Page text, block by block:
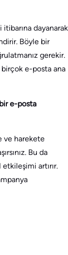
itibarına dayanarak
Böyle bir
gerekir.
e-posta ana
e-posta
ve harekete
Bu da
etkileşimi artırır.